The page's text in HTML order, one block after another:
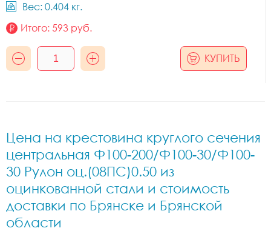
Вес: 0.404 кг.
Итого: 593 руб.
КУПИТЬ
Цена на крестовина круглого сечения
центральная Ф100-200/Ф100-30/Ф100-
30 Рулон оц.(08ПС)0.50 из
оцинкованной стали и стоимость
доставки по Брянске и Брянской
области